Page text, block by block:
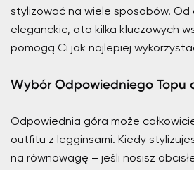
stylizować na wiele sposobów. Od
eleganckie, oto kilka kluczowych
pomogą Ci jak najlepiej
Wybór Odpowiedniego Topu
Odpowiednia góra może
outfitu z legginsami. Kiedy
na równowagę – jeśli nosisz